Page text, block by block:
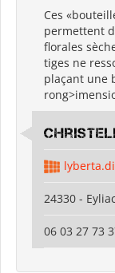
Ces
permettent
florales
tiges ne
plaçant une
24330 - Eyliac
06 03 27 73